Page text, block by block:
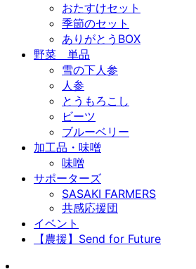
おたすけセット
季節のセット
ありがとうBOX
野菜 単品
雪の下人参
人参
とうもろこし
ビーツ
ブルーベリー
加工品・味噌
味噌
サポーターズ
SASAKI FARMERS
共感応援団
イベント
【農援】Send for Future